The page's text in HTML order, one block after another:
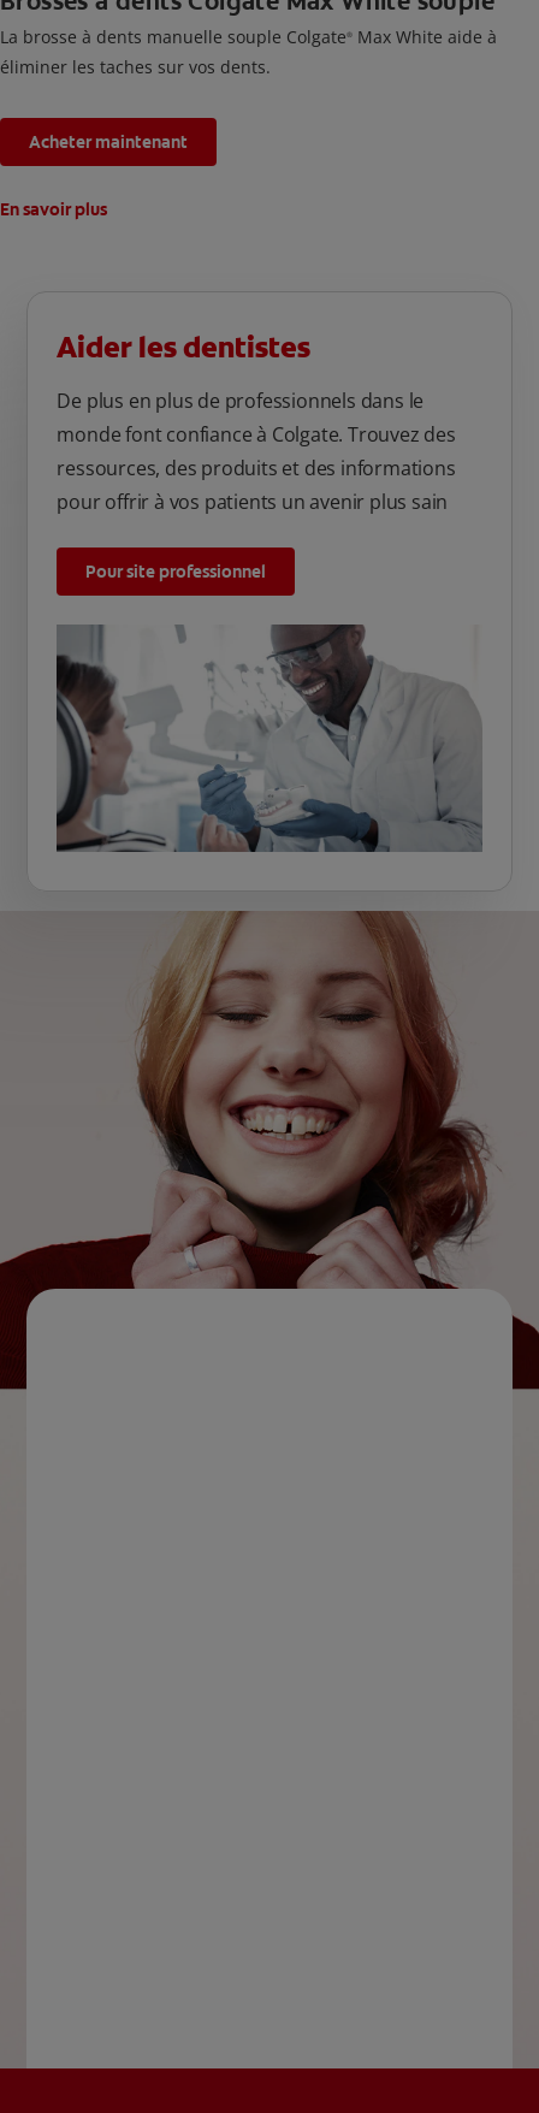
La brosse à dents manuelle souple Colgate® Max White aide à
éliminer les taches sur vos dents.
Acheter maintenant
En savoir plus
Aider les dentistes
De plus en plus de professionnels dans le
monde font confiance à Colgate. Trouvez des
ressources, des produits et des informations
pour offrir à vos patients un avenir plus sain
Pour site professionnel